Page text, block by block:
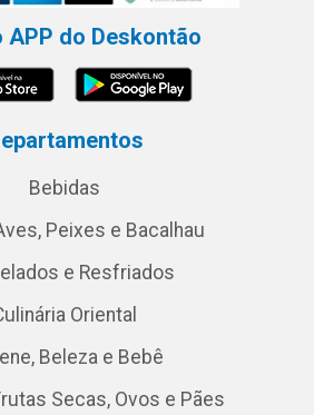
APP do Deskontão
Bebidas
Peixes e Bacalhau
e Resfriados
Oriental
Beleza e Bebê
Secas, Ovos e Pães